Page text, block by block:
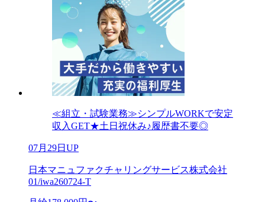
≪組立・試験業務≫シンプルWORKで安定
収入GET★土日祝休み♪履歴書不要◎
07月29日UP
日本マニュファクチャリングサービス株式会社
01/iwa260724-T